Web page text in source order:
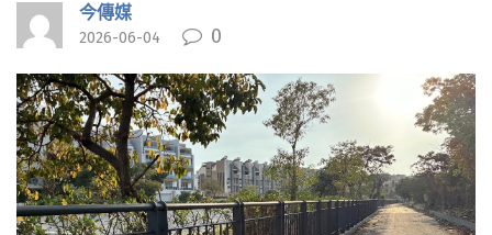
今傳媒
2026-06-04 0